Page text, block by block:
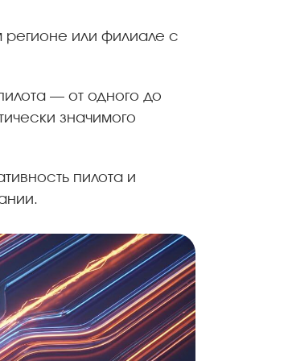
регионе или филиале с
— от одного до
значимого
пилота и